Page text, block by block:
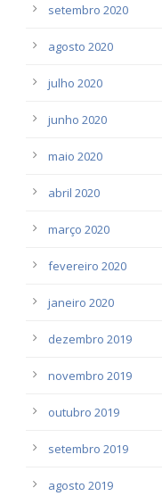
setembro 2020
agosto 2020
julho 2020
junho 2020
maio 2020
abril 2020
março 2020
fevereiro 2020
janeiro 2020
dezembro 2019
novembro 2019
outubro 2019
setembro 2019
agosto 2019